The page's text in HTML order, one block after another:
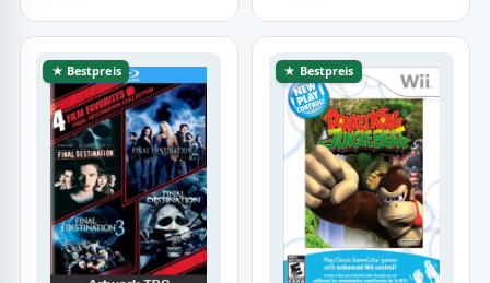
★ Bestpreis ★ Bestpreis